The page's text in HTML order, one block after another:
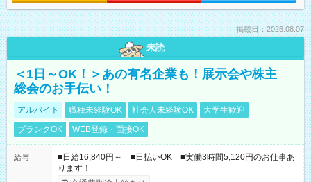
掲載日：2026.08.07
未読
＜1日～OK！＞あの有名企業も！展示会や株主
総会のお手伝い！
アルバイト 職種未経験OK 社会人未経験OK
大学生歓迎
ブランクOK
WEB登録・面接OK
給与
■日給16,840円～ ■日払いOK ■実働3時間5,120円のお仕事あ
ります！